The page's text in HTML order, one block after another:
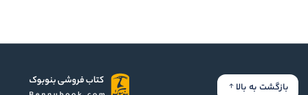
بازگشت به بالا